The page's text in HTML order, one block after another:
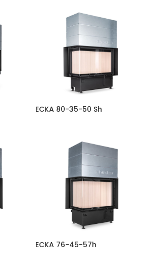
ECKA 80-35-50 Sh
ECKA 76-45-57h